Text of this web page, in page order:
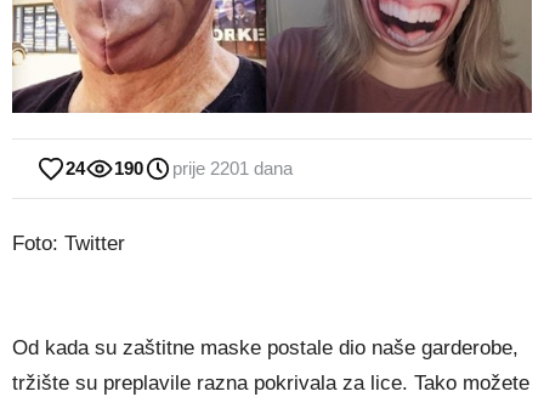
24 190 prije 2201 dana
Foto: Twitter
Od kada su zaštitne maske postale dio naše garderobe,
tržište su preplavile razna pokrivala za lice. Tako možete